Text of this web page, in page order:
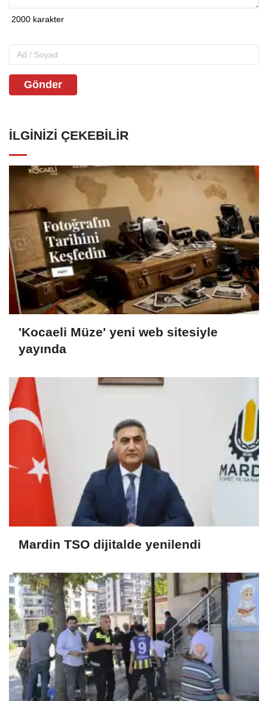
Gönder
İLGINIZI ÇEKEBILIR
'Kocaeli Müze' yeni web sitesiyle
yayında
Mardin TSO dijitalde yenilendi